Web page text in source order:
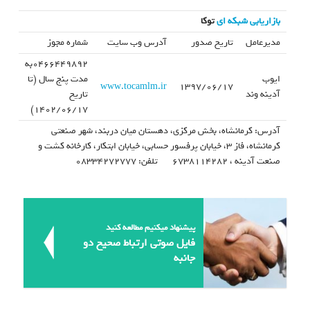
بازاریابی شبکه ایتوکا
مدیرعامل
تاریخ صدور آدرس وب سایت شماره مجوز
ایوب
آدینه وند
۱۳۹۷/۰۶/۱۷ www.tocamlm.ir
۰۴۶۶۴۴۹۸۹۲به
مدت پنج سال (تا
تاریخ
۱۴۰۲/۰۶/۱۷)
آدرس: کرمانشاه، بخش مرکزی، دهستان میان دربند، شهر صنعتی
کرمانشاه، فاز ۳، خیابان پرفسور حسابی، خیابان ابتکار، کارخانه کشت و
صنعت آدینه ، ۶۷۳۸۱۱۴۲۸۲ تلفن: ۰۸۳۳۴۲۷۲۷۷۷
پیشنهاد میکنیم مطالعه کنید
فایل صوتی ارتباط صحیح دو
جانبه